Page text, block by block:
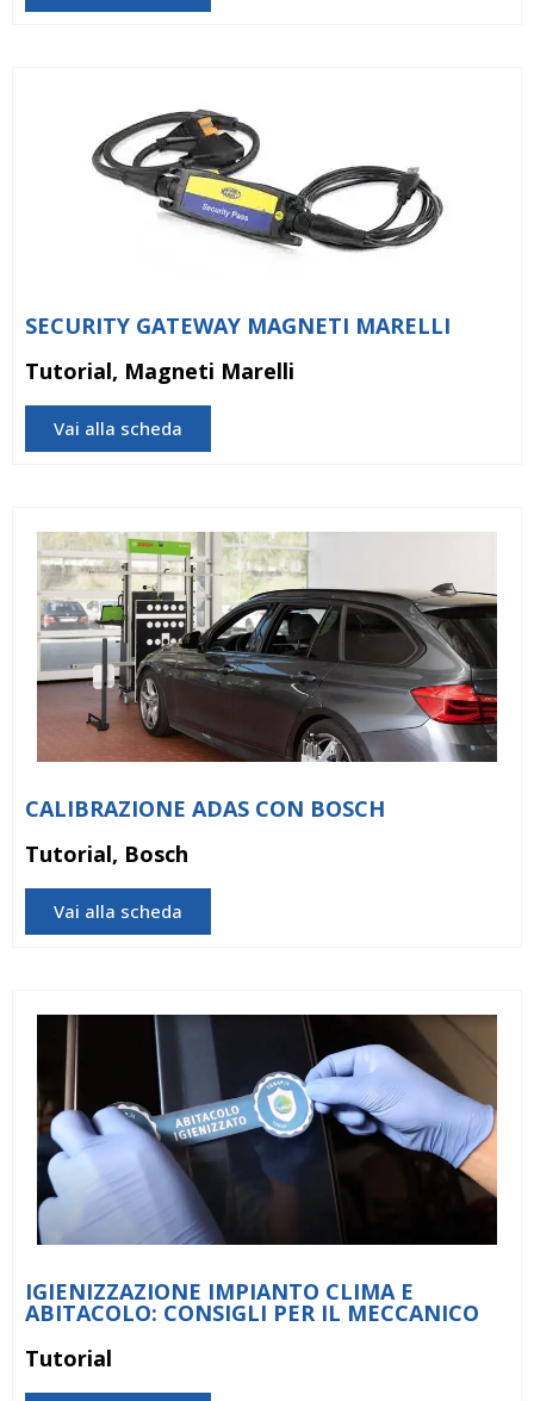
SECURITY GATEWAY MAGNETI MARELLI
Tutorial, Magneti Marelli
Vai alla scheda
CALIBRAZIONE ADAS CON BOSCH
Tutorial, Bosch
Vai alla scheda
IGIENIZZAZIONE IMPIANTO CLIMA E
ABITACOLO: CONSIGLI PER IL MECCANICO
Tutorial